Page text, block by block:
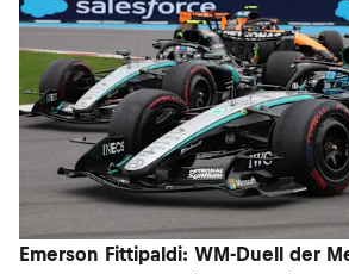
Emerson Fittipaldi: WM-Duell der